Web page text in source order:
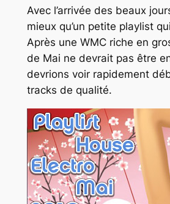
Avec l’arrivée des beaux
mieux qu’un petite playlist
Après une WMC riche en
de Mai ne devrait pas être
devrions voir rapidement
tracks de qualité.